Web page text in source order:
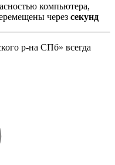
компьютера,
через секунд
р-на СПб» всегда